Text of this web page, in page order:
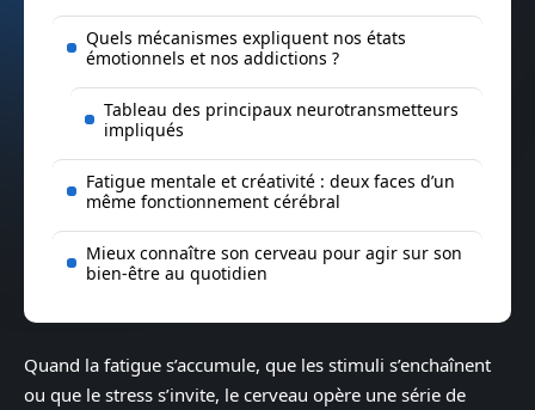
Quels mécanismes expliquent nos états
émotionnels et nos addictions ?
Tableau des principaux neurotransmetteurs
impliqués
Fatigue mentale et créativité : deux faces d’un
même fonctionnement cérébral
Mieux connaître son cerveau pour agir sur son
bien-être au quotidien
Quand la fatigue s’accumule, que les stimuli s’enchaînent
ou que le stress s’invite, le cerveau opère une série de